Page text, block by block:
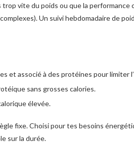
vite du poids ou que la performance
Un suivi hebdomadaire de
et associé à des protéines pour limiter
sans grosses calories.
élevée.
fixe. Choisi pour tes besoins
sur la durée.